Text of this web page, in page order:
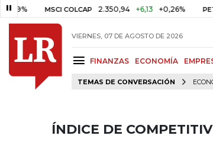
MSCI COLCAP 2.350,94 +6,13 +0,26% PETRÓLEO
VIERNES, 07 DE AGOSTO DE 2026
FINANZAS ECONOMÍA
TEMAS DE CONVERSACIÓN
ÍNDICE DE